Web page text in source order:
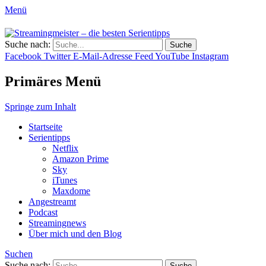
Menü
Streamingmeister – die besten
Serientipps
Hol dir die besten Serientipps, Kritiken
und Reviews zu neuen Serien und neuen
Staffeln.
Suche nach:
Facebook Twitter E-Mail-Adresse FeedYouTube Instagram
Primäres Menü
Springe zum Inhalt
Startseite
Serientipps
Netflix
Amazon Prime
Sky
iTunes
Maxdome
Angestreamt
Podcast
Streamingnews
Über mich und den Blog
Suchen